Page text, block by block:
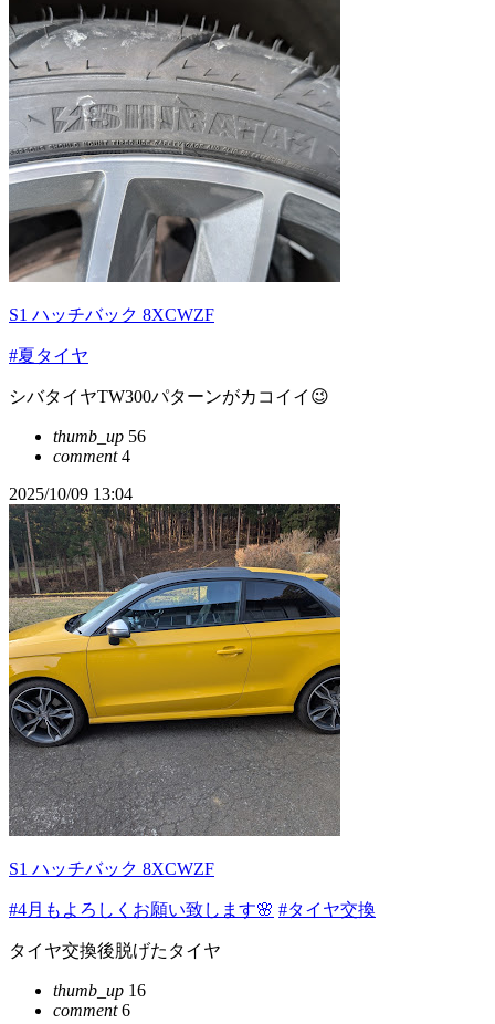
S1 ハッチバック 8XCWZF
#夏タイヤ
シバタイヤTW300パターンがカコイイ😉
thumb_up 56
comment4
2025/10/09 13:04
S1 ハッチバック 8XCWZF
#4月もよろしくお願い致します🌸 #タイヤ交換
タイヤ交換後脱げたタイヤ
thumb_up 16
comment6